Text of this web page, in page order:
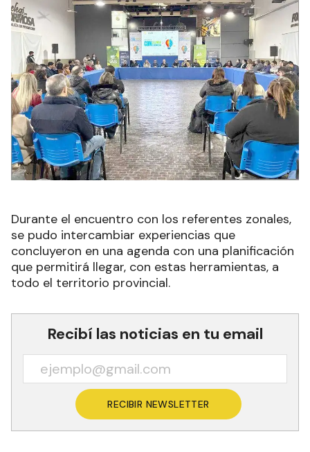
Durante el encuentro con los referentes zonales,
se pudo intercambiar experiencias que
concluyeron en una agenda con una planificación
que permitirá llegar, con estas herramientas, a
todo el territorio provincial.
Recibí las noticias en tu email
RECIBIR NEWSLETTER